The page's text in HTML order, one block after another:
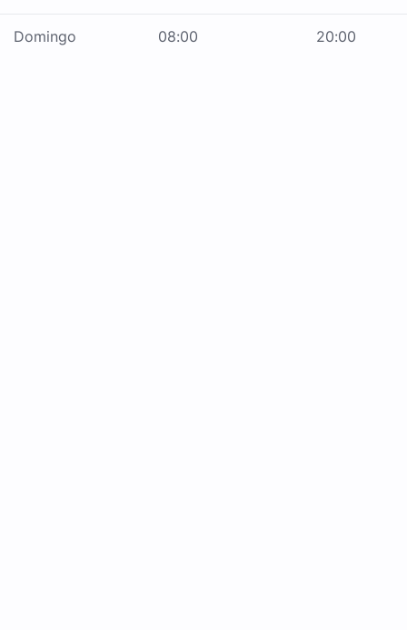
Domingo 08:00 20:00